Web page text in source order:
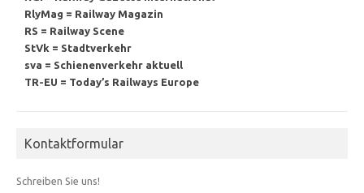
RlyMag = Railway Magazin
RS = Railway Scene
StVk = Stadtverkehr
sva = Schienenverkehr aktuell
TR-EU = Today’s Railways Europe
Kontaktformular
Schreiben Sie uns!